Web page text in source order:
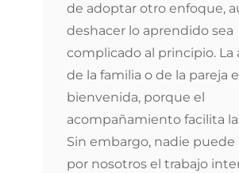
de adoptar otro enfoque,
deshacer lo aprendido sea
complicado al principio. La
de la familia o de la pareja
bienvenida, porque el
acompañamiento facilita
Sin embargo, nadie puede
por nosotros el trabajo